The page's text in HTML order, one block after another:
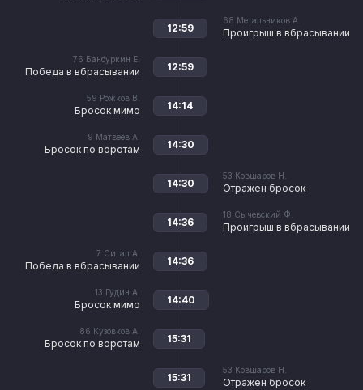
68 Метальников А.
Проигрыш в вбрасывании
12:59
76 Банбуркин Е.
Победа в вбрасывании 12:59
59 Рожков В.
Бросок мимо 14:14
9 Матвеев А.
Бросок по воротам 14:30
53 Ковшаров Н.
Отражен бросок
14:30
18 Сычевский Ф.
Проигрыш в вбрасывании
14:36
7 Сигал А.
Победа в вбрасывании 14:36
13 Гудин А.
Бросок мимо 14:40
86 Кузовков А.
Бросок по воротам 15:31
53 Ковшаров Н.
Отражен бросок
15:31